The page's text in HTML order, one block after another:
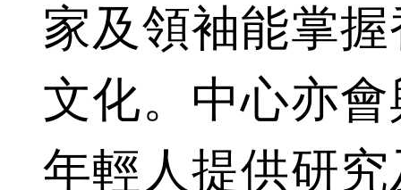
家及領袖能掌
文化。中心亦
年輕人提供研